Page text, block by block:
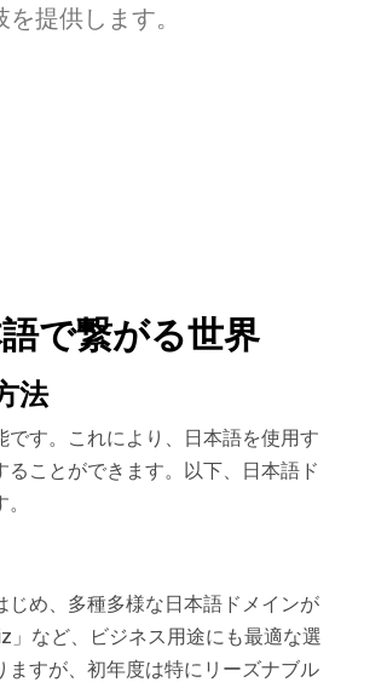
提供します。
で繋がる世界
法
す。これにより、日本語を使用す
ことができます。以下、日本語ド
じめ、多種多様な日本語ドメインが
」など、ビジネス用途にも最適な選
すが、初年度は特にリーズナブル